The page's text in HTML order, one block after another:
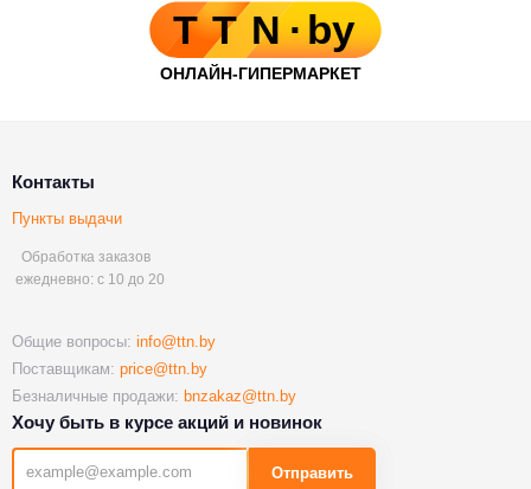
Контакты
Пункты выдачи
Обработка заказов
ежедневно: с 10 до 20
Общие вопросы: info@ttn.by
Поставщикам: price@ttn.by
Безналичные продажи: bnzakaz@ttn.by
Хочу быть в курсе акций и новинок
Отправить